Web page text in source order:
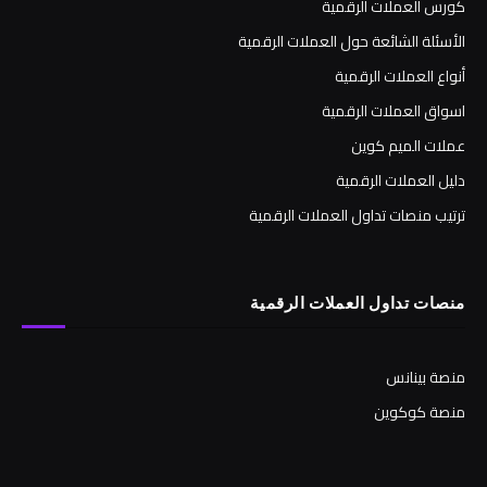
كورس العملات الرقمية
الأسئلة الشائعة حول العملات الرقمية
أنواع العملات الرقمية
اسواق العملات الرقمية
عملات الميم كوين
دليل العملات الرقمية
ترتيب منصات تداول العملات الرقمية
منصات تداول العملات الرقمية
منصة بينانس
منصة كوكوين